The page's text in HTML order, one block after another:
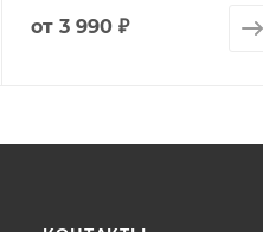
от 3 990 ₽